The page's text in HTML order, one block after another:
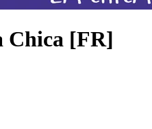
Chica [FR]